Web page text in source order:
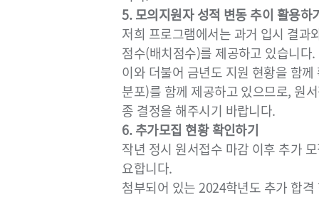
5. 모의지원자 성적 변동 추이 활용하
저희 프로그램에서는 과거 입시 결과
점수(배치점수)를 제공하고 있습니다.
이와 더불어 금년도 지원 현황을 함
분포)를 함께 제공하고 있으므로, 원
종 결정을 해주시기 바랍니다.
6. 추가모집 현황 확인하기
작년 정시 원서접수 마감 이후 추가
요합니다.
첨부되어 있는 2024학년도 추가 합